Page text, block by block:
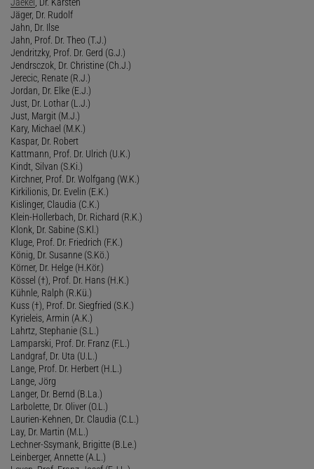
Jäger, Dr. Rudolf
Jahn, Dr. Ilse
Jahn, Prof. Dr. Theo (T.J.)
Jendritzky, Prof. Dr. Gerd (G.J.)
Jendrsczok, Dr. Christine (Ch.J.)
Jerecic, Renate (R.J.)
Jordan, Dr. Elke (E.J.)
Just, Dr. Lothar (L.J.)
Just, Margit (M.J.)
Kary, Michael (M.K.)
Kaspar, Dr. Robert
Kattmann, Prof. Dr. Ulrich (U.K.)
Kindt, Silvan (S.Ki.)
Kirchner, Prof. Dr. Wolfgang (W.K.)
Kirkilionis, Dr. Evelin (E.K.)
Kislinger, Claudia (C.K.)
Klein-Hollerbach, Dr. Richard (R.K.)
Klonk, Dr. Sabine (S.Kl.)
Kluge, Prof. Dr. Friedrich (F.K.)
König, Dr. Susanne (S.Kö.)
Körner, Dr. Helge (H.Kör.)
Kössel (†), Prof. Dr. Hans (H.K.)
Kühnle, Ralph (R.Kü.)
Kuss (†), Prof. Dr. Siegfried (S.K.)
Kyrieleis, Armin (A.K.)
Lahrtz, Stephanie (S.L.)
Lamparski, Prof. Dr. Franz (F.L.)
Landgraf, Dr. Uta (U.L.)
Lange, Prof. Dr. Herbert (H.L.)
Lange, Jörg
Langer, Dr. Bernd (B.La.)
Larbolette, Dr. Oliver (O.L.)
Laurien-Kehnen, Dr. Claudia (C.L.)
Lay, Dr. Martin (M.L.)
Lechner-Ssymank, Brigitte (B.Le.)
Leinberger, Annette (A.L.)